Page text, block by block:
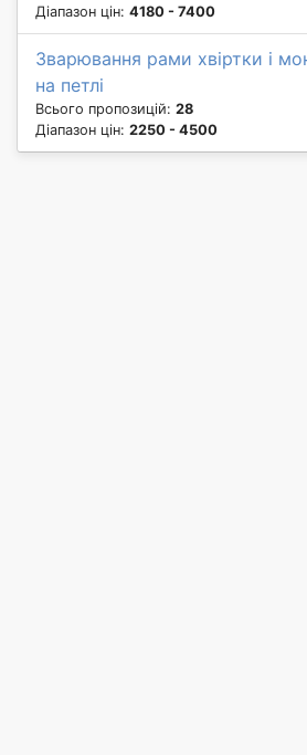
Діапазон цін: 4180 - 7400
Зварювання рами хвіртки і
на петлі
Всього пропозицій: 28
Діапазон цін: 2250 - 4500